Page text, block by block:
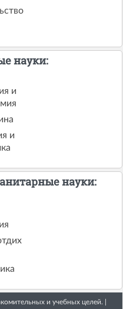
науки:
и
и
науки:
и учебных целей. |